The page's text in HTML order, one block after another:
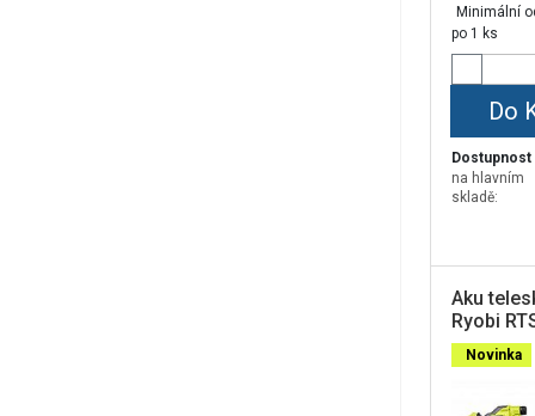
Minimální
po 1 ks
Do
Dostupnost
na hlavním
skladě:
Aku
Ryobi
Lithium+,
Novinka